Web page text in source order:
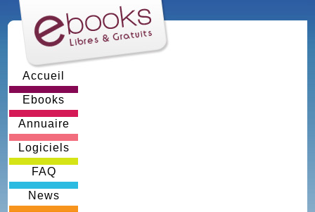
Accueil
Ebooks
Annuaire
Logiciels
FAQ
News